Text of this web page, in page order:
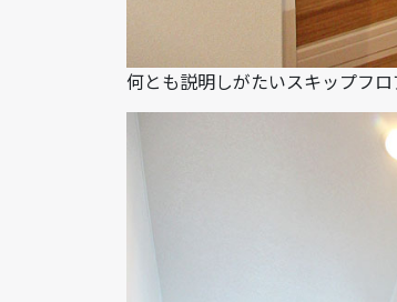
何とも説明しがたいスキップフ